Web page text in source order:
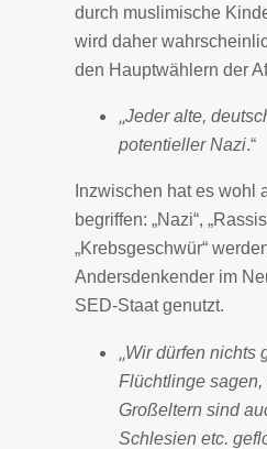
durch muslimische
wird daher
den Hauptwählern der
„Jeder alte,
potentieller Nazi.“
Inzwischen hat es wohl
begriffen: „Nazi“,
„Krebsgeschwür“
Andersdenkender im
SED-Staat genutzt.
„Wir dürfen nichts
Flüchtlinge
Großeltern sind
Schlesien etc.